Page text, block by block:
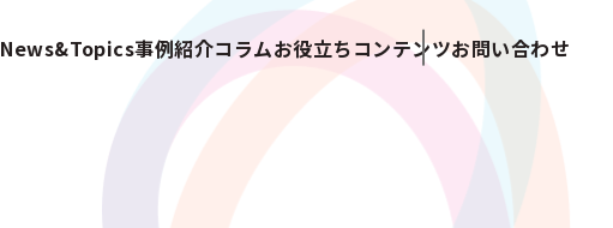
News&Topics事例紹介コラムお役立ちコンテンツお問い合わせ